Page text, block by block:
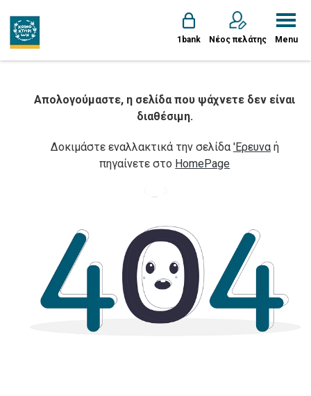
1bank Νέος πελάτης Menu
Απολογούμαστε, η σελίδα που ψάχνετε δεν είναι
διαθέσιμη.
Δοκιμάστε εναλλακτικά την σελίδα 'Ερευναή
πηγαίνετε στο HomePage